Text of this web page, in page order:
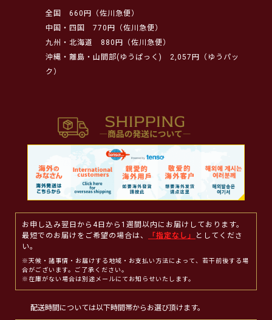
全国
660円（佐川急便）
中国・四国
770円（佐川急便）
九州・北海道
880円（佐川急便）
沖縄・離島・山間部(ゆうぱっく)
2,057円（ゆうパッ
ク）
お申し込み翌日から4日から1週間以内にお届けしております。
最短でのお届けをご希望の場合は、
「指定なし」
としてくださ
い。
※天候・諸事情・お届けする地域・お支払い方法によって、若干前後する場
合がございます。ご了承ください。
※在庫がない場合は別途メールにてお知らせいたします。
配送時間については以下時間帯からお選び頂けます。